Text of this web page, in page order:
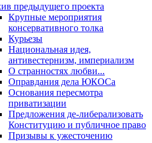
предыдущего проекта
Крупные мероприятия
консервативного толка
Курьезы
Национальная идея,
антивестернизм, империализм
О странностях любви...
Оправдания дела ЮКОСа
Основания пересмотра
приватизации
Предложения де-либерализовать
Конституцию и публичное право
Призывы к ужесточению